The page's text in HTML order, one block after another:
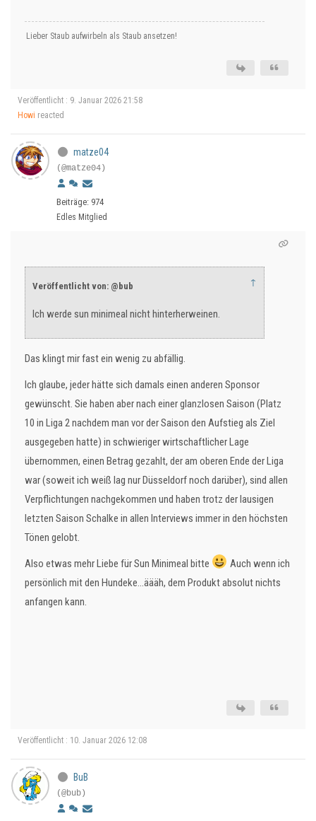
Lieber Staub aufwirbeln als Staub ansetzen!
Veröffentlicht : 9. Januar 2026 21:58
Howi reacted
matze04
(@matze04)
Beiträge: 974
Edles Mitglied
Veröffentlicht von: @bub ↑
Ich werde sun minimeal nicht hinterherweinen.
Das klingt mir fast ein wenig zu abfällig.
Ich glaube, jeder hätte sich damals einen anderen Sponsor
gewünscht. Sie haben aber nach einer glanzlosen Saison (Platz
10 in Liga 2 nachdem man vor der Saison den Aufstieg als Ziel
ausgegeben hatte) in schwieriger wirtschaftlicher Lage
übernommen, einen Betrag gezahlt, der am oberen Ende der Liga
war (soweit ich weiß lag nur Düsseldorf noch darüber), sind allen
Verpflichtungen nachgekommen und haben trotz der lausigen
letzten Saison Schalke in allen Interviews immer in den höchsten
Tönen gelobt.
Also etwas mehr Liebe für Sun Minimeal bitte
Auch wenn ich
persönlich mit den Hundeke...äääh, dem Produkt absolut nichts
anfangen kann.
Veröffentlicht : 10. Januar 2026 12:08
BuB
(@bub)